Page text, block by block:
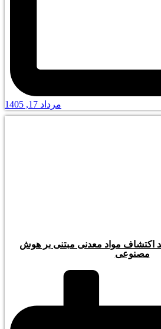
مرداد 17, 1405
اکتشاف مواد معدنی مبتنی بر هوش
مصنوعی